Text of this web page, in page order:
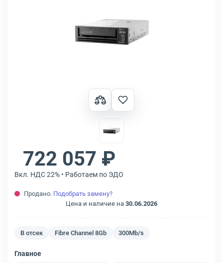
722 057 ₽
Вкл. НДС 22% • Работаем по ЭДО
Продано. Подобрать замену?
Цена и наличие на 30.06.2026
В отсек Fibre Channel 8Gb 300Mb/s
Главное